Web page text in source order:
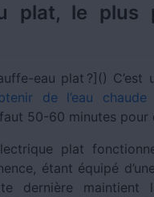
plat, le plus
eau plat ?]()
de l’eau chaude
50-60 minutes pour
plat
étant équipé
dernière